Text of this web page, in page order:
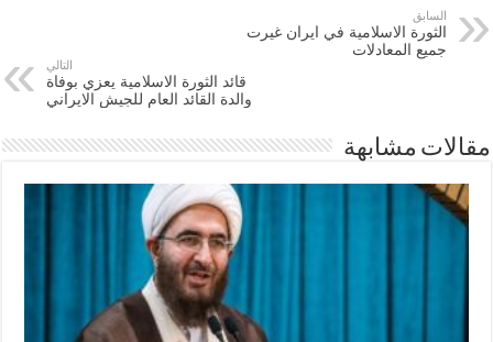
السابق
الثورة الاسلامية في ايران غيرت
جميع المعادلات
التالي
قائد الثورة الاسلامية يعزي بوفاة
والدة القائد العام للجيش الايراني
مقالات مشابهة